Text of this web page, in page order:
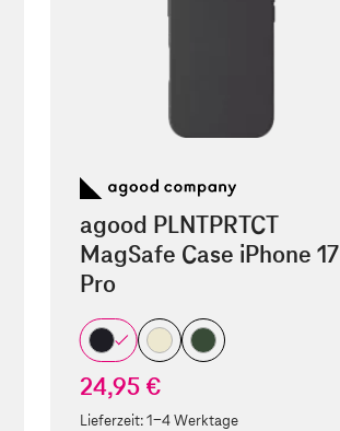
agood PLNTPRTCT
MagSafe Case iPhone 17
Pro
24,95 €
Lieferzeit:1-4 Werktage